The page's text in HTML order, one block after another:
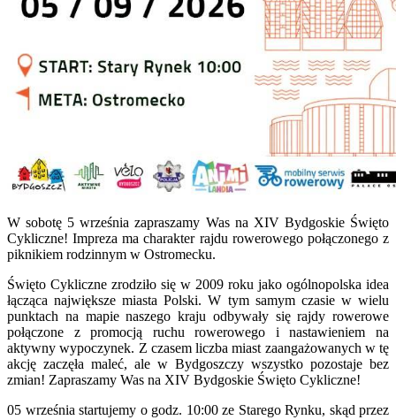
W sobotę 5 września zapraszamy Was na XIV Bydgoskie Święto
Cykliczne! Impreza ma charakter rajdu rowerowego połączonego z
piknikiem rodzinnym w Ostromecku.
Święto Cykliczne zrodziło się w 2009 roku jako ogólnopolska idea
łącząca największe miasta Polski. W tym samym czasie w wielu
punktach na mapie naszego kraju odbywały się rajdy rowerowe
połączone z promocją ruchu rowerowego i nastawieniem na
aktywny wypoczynek. Z czasem liczba miast zaangażowanych w tę
akcję zaczęła maleć, ale w Bydgoszczy wszystko pozostaje bez
zmian! Zapraszamy Was na XIV Bydgoskie Święto Cykliczne!
05 września startujemy o godz. 10:00 ze Starego Rynku, skąd przez